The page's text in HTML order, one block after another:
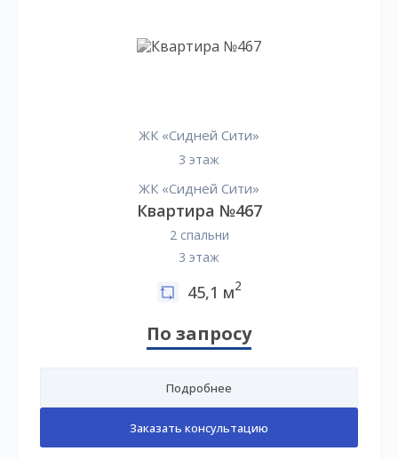
ЖК «Сидней Сити»
3 этаж
ЖК «Сидней Сити»
Квартира №467
2 спальни
3 этаж
45,1 м2
По запросу
Подробнее
Заказать консультацию